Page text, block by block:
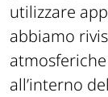
utilizzare
abbiamo
all’interno